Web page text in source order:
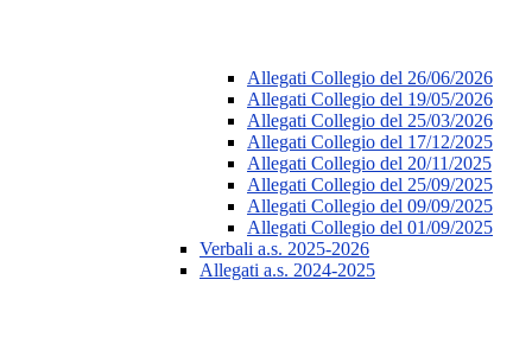
Allegati Collegio del 26/06/2026
Allegati Collegio del 19/05/2026
Allegati Collegio del 25/03/2026
Allegati Collegio del 17/12/2025
Allegati Collegio del 20/11/2025
Allegati Collegio del 25/09/2025
Allegati Collegio del 09/09/2025
Allegati Collegio del 01/09/2025
Verbali a.s. 2025-2026
Allegati a.s. 2024-2025